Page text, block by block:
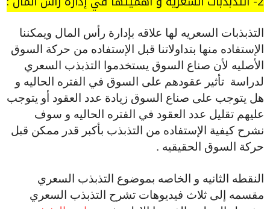
التذبذبات السعريه لها علاقه بإدارة رأس المال ويمكننا
الإستفاده منها بتداولاتنا قبل الإستفاده من حركة السوق
الأصليه لأن صناع السوق يستخدموا التذبذب السعري
لدراسة تأثير عقودهم على السوق في الفتره الحاليه و
هل يتوجب على صناع السوق زيادة عدد العقود أو يتوجب
عليهم تقليل عدد العقود في الفتره الحاليه و سوف
نشرح كيفية الإستفاده من التذبذب بأكبر قدر ممكن قبل
حركة السوق الحقيقيه .
النقطه الثانيه و الخاصه بموضوع التذبذب السعري
مقسمه إلى ثلاث فيديوهات تشرح التذبذب السعري